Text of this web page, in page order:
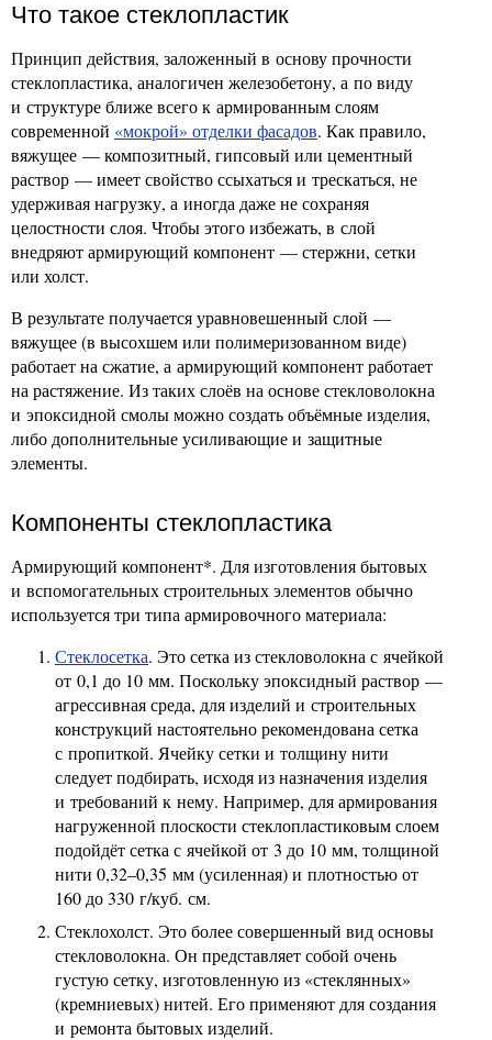
Что такое стеклопластик
Принцип действия, заложенный в основу прочности
стеклопластика, аналогичен железобетону, а по виду
и структуре ближе всего к армированным слоям
современной «мокрой» отделки фасадов. Как правило,
вяжущее — композитный, гипсовый или цементный
раствор — имеет свойство ссыхаться и трескаться, не
удерживая нагрузку, а иногда даже не сохраняя
целостности слоя. Чтобы этого избежать, в слой
внедряют армирующий компонент — стержни, сетки
или холст.
В результате получается уравновешенный слой —
вяжущее (в высохшем или полимеризованном виде)
работает на сжатие, а армирующий компонент работает
на растяжение. Из таких слоёв на основе стекловолокна
и эпоксидной смолы можно создать объёмные изделия,
либо дополнительные усиливающие и защитные
элементы.
Компоненты стеклопластика
Армирующий компонент*. Для изготовления бытовых
и вспомогательных строительных элементов обычно
используется три типа армировочного материала:
Стеклосетка. Это сетка из стекловолокна с ячейкой
от 0,1 до 10 мм. Поскольку эпоксидный раствор —
агрессивная среда, для изделий и строительных
конструкций настоятельно рекомендована сетка
с пропиткой. Ячейку сетки и толщину нити
следует подбирать, исходя из назначения изделия
и требований к нему. Например, для армирования
нагруженной плоскости стеклопластиковым слоем
подойдёт сетка с ячейкой от 3 до 10 мм, толщиной
нити 0,32–0,35 мм (усиленная) и плотностью от
160 до 330 г/куб. см.
Стеклохолст. Это более совершенный вид основы
стекловолокна. Он представляет собой очень
густую сетку, изготовленную из «стеклянных»
(кремниевых) нитей. Его применяют для создания
и ремонта бытовых изделий.